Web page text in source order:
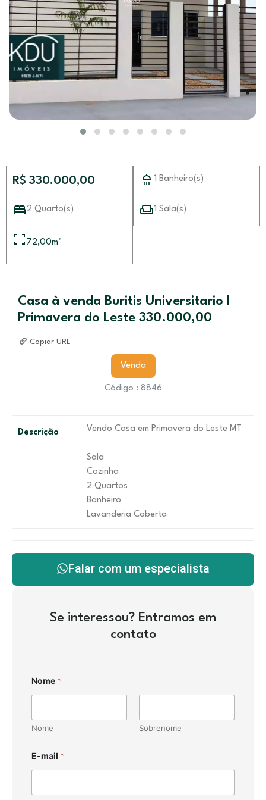
R$ 330.000,00 1 Banheiro(s)
2 Quarto(s) 1 Sala(s)
72,00m²
Casa à venda Buritis Universitario I
Primavera do Leste 330.000,00
Copiar URL
Venda
Código : 8846
Descrição Vendo Casa em Primavera do Leste MT
Sala
Cozinha
2 Quartos
Banheiro
Lavanderia Coberta
Falar com um especialista
Se interessou? Entramos em
contato
Nome *
Nome Sobrenome
E-mail *